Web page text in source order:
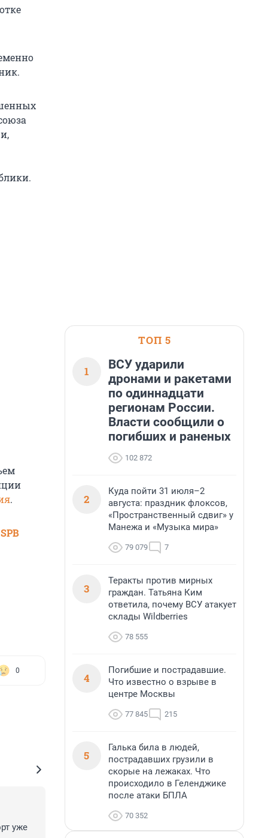
.
0
уже
ТОП 5
1
ВСУ ударили
дронами и ракетами
по одиннадцати
регионам России.
Власти сообщили о
погибших и раненых
102 872
2
Куда пойти 31 июля–2
августа: праздник флоксов,
«Пространственный сдвиг» у
Манежа и «Музыка мира»
79 079 7
3
Теракты против мирных
граждан. Татьяна Ким
ответила, почему ВСУ атакует
склады Wildberries
78 555
4
Погибшие и пострадавшие.
Что известно о взрыве в
центре Москвы
77 845 215
5
Галька била в людей,
пострадавших грузили в
скорые на лежаках. Что
происходило в Геленджике
после атаки БПЛА
70 352